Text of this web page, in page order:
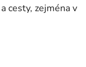
cesty, zejména v